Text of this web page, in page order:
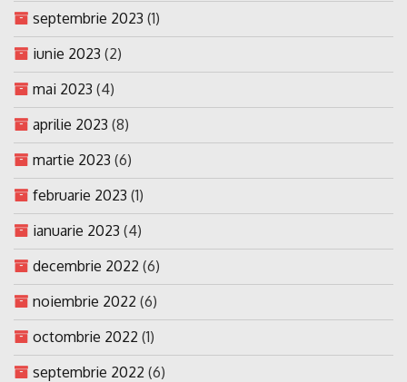
septembrie 2023 (1)
iunie 2023 (2)
mai 2023 (4)
aprilie 2023 (8)
martie 2023 (6)
februarie 2023 (1)
ianuarie 2023 (4)
decembrie 2022 (6)
noiembrie 2022 (6)
octombrie 2022 (1)
septembrie 2022 (6)